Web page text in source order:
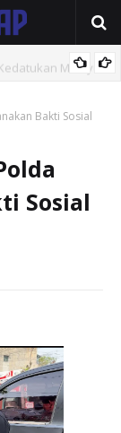
Melayu
Bakti Sosial
Sosial